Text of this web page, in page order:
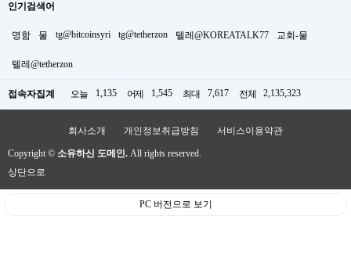
인기검색어
명함 물 tg@bitcoinsyri tg@tetherzon 텔레@KOREATALK77 교회-물
텔레@tetherzon
접속자집계 오늘 1,135 어제 1,545 최대 7,617 전체 2,135,323
회사소개 개인정보취급방침 서비스이용약관
Copyright © 소유하신 도메인. All rights reserved.
상단으로
PC 버전으로 보기